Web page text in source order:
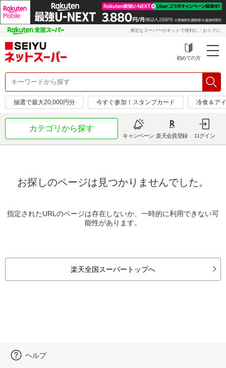
身近なスーパーがネットで便利に・おトクに
初めての方
抽選で最大20,000円分 今すぐ参加！スタンプカード 冷食＆ア
カテゴリから探す
キャンペーン 楽天会員登録 ログイン
お探しのページは見つかりませんでした。
指定されたURLのページは存在しないか、一時的に利用できない可
能性があります。
楽天全国スーパートップへ
ヘルプ